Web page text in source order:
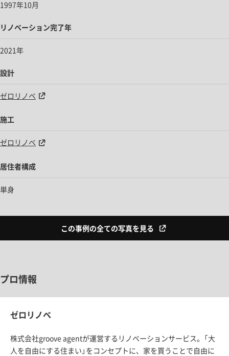
1997年10月
リノベーション完了年
2021年
設計
ゼロリノベ
施工
ゼロリノベ
居住者構成
単身
この事例の全ての写真を見る
プロ情報
ゼロリノベ
株式会社groove agentが運営するリノベーションサービス。「大
人を自由にする住まい」をコンセプトに、家を買うことで自由に